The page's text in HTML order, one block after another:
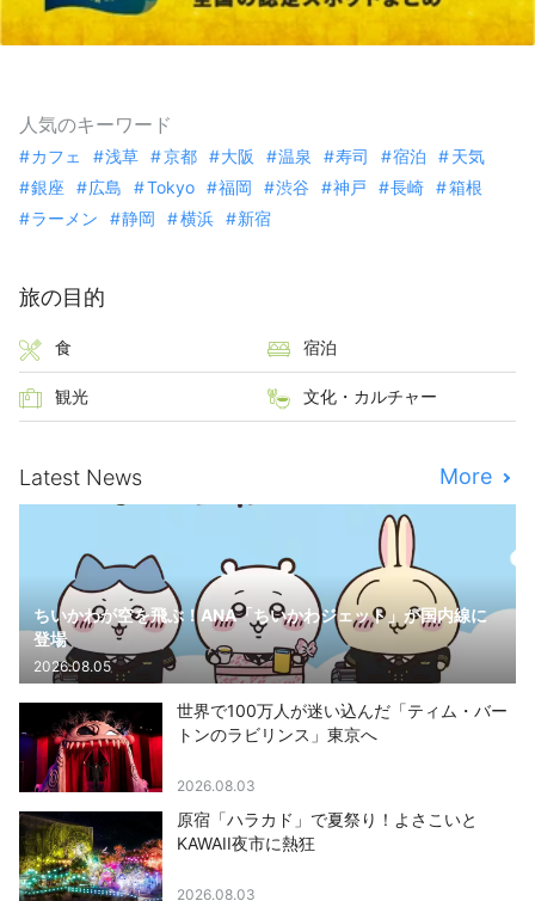
人気のキーワード
カフェ 浅草 京都 大阪 温泉 寿司 宿泊
天気
銀座
広島 Tokyo 福岡 渋谷 神戸 長崎
箱根
ラーメン
静岡 横浜 新宿
旅の目的
食 宿泊
観光 文化・カルチャー
Latest News More
ちいかわが空を飛ぶ！ANA「ちいかわジェット」が国内線に
登場
2026.08.05
世界で100万人が迷い込んだ「ティム・バー
トンのラビリンス」東京へ
2026.08.03
原宿「ハラカド」で夏祭り！よさこいと
KAWAII夜市に熱狂
2026.08.03